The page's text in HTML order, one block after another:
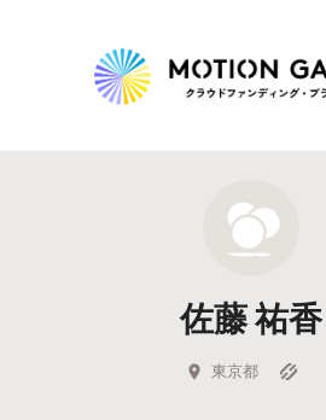
新着プロジェクト
Feature
キュレーターから探す
佐藤 祐香
東京都